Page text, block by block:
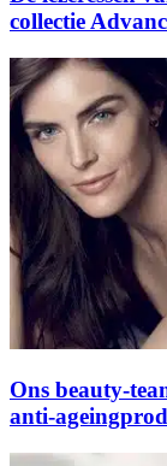
collectie
Ons beauty-
anti-